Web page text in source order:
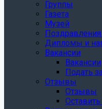
Группы
Газета
Музей
Поздравления
Дипломы и
Вакансии
Вакансии
Подать
Отзывы
Отзывы